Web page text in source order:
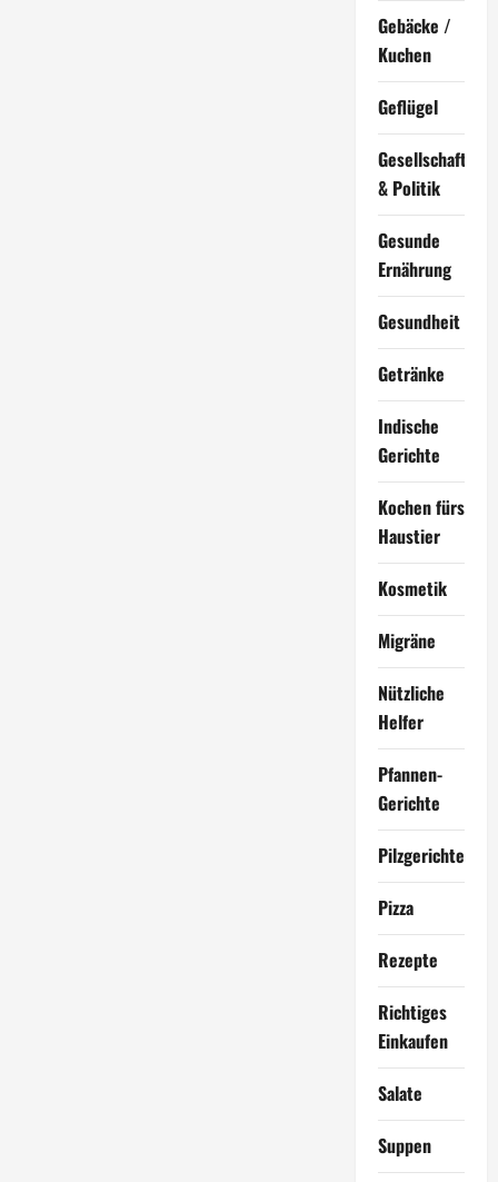
Gebäcke /
Kuchen
Geflügel
Gesellschaft
& Politik
Gesunde
Ernährung
Gesundheit
Getränke
Indische
Gerichte
Kochen fürs
Haustier
Kosmetik
Migräne
Nützliche
Helfer
Pfannen-
Gerichte
Pilzgerichte
Pizza
Rezepte
Richtiges
Einkaufen
Salate
Suppen